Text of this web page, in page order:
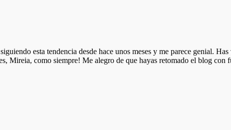
esta tendencia desde hace unos meses y me parece genial.
Mireia, como siempre! Me alegro de que hayas retomado el blog con